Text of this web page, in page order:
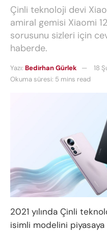
Çinli teknoloji devi
amiral gemisi Xiaomi
sorusunu sizleri için
haberde.
Yazı: Bedirhan Gürlek
18
Okuma süresi: 5 mins read
2021 yılında Çinli
isimli modelini